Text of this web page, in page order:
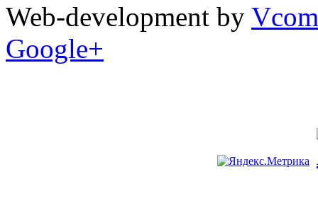
Web-development by Vcom
Google+